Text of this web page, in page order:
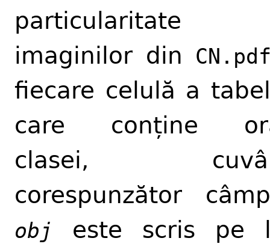
imaginilor din
fiecare celulă a
care conține
clasei,
corespunzător
obj
este scris pe